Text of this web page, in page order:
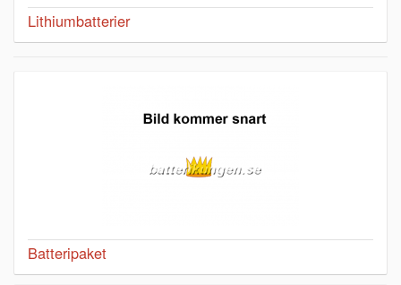
Lithiumbatterier
Batteripaket